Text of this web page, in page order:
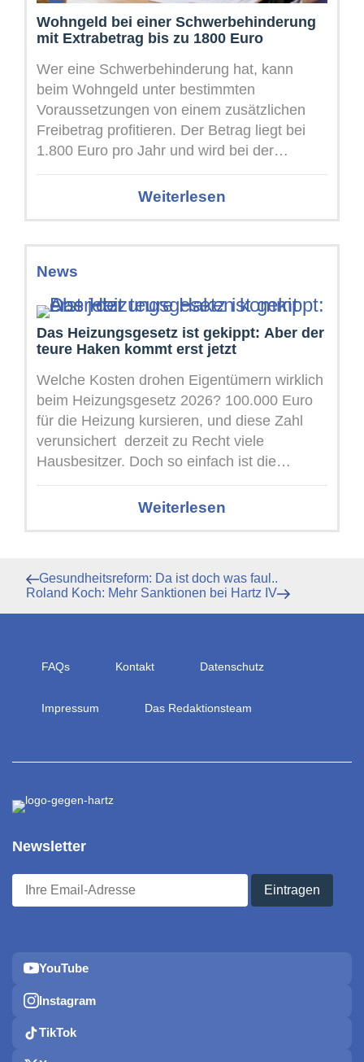
Wohngeld bei einer Schwerbehinderung
mit Extrabetrag bis zu 1800 Euro
Wer eine Schwerbehinderung hat, kann
beim Wohngeld unter bestimmten
Voraussetzungen von einem zusätzlichen
Freibetrag profitieren. Der Betrag liegt bei
1.800 Euro pro Jahr und wird bei der
Berechnung des anrechenbaren ...
Weiterlesen
News
Das Heizungsgesetz ist gekippt: Aber der
teure Haken kommt erst jetzt
Welche Kosten drohen Eigentümern wirklich
beim Heizungsgesetz 2026? 100.000 Euro
für die Heizung kursieren, und diese Zahl
verunsichert derzeit zu Recht viele
Hausbesitzer. Doch so einfach ist die
Rechnung nicht: ...
Weiterlesen
Beitragsnavigation
Vorheriger
Beitrag
Gesundheitsreform: Da ist doch was faul..
Nächster
Roland Koch: Mehr Sanktionen bei Hartz IV
FAQs Kontakt Datenschutz
Impressum Das Redaktionsteam
Newsletter
YouTube
Instagram
TikTok